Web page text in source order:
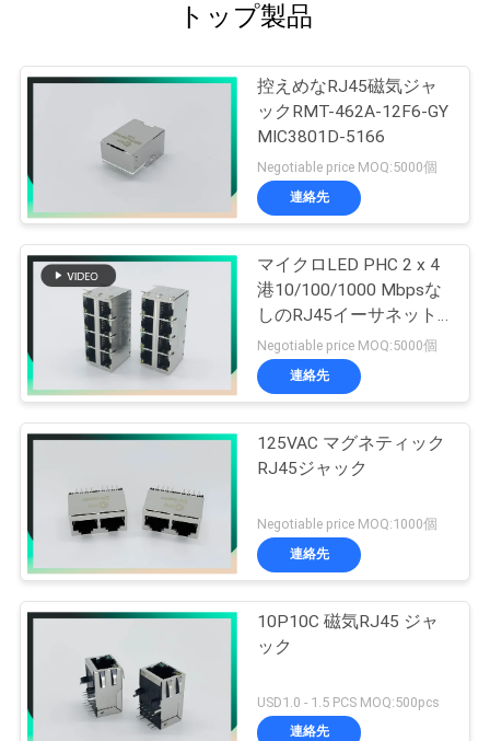
トップ製品
控えめなRJ45磁気ジャ
ックRMT-462A-12F6-GY
MIC3801D-5166
Negotiable price MOQ:5000個
連絡先
マイクロLED PHC 2 x 4
港10/100/1000 Mbpsな
しのRJ45イーサネット
ジャック
Negotiable price MOQ:5000個
連絡先
125VAC マグネティック
RJ45ジャック
Negotiable price MOQ:1000個
連絡先
10P10C 磁気RJ45 ジャ
ック
USD1.0 - 1.5 PCS MOQ:500pcs
連絡先